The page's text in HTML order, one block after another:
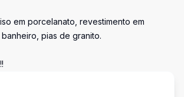
em porcelanato, revestimento em
pias de granito.